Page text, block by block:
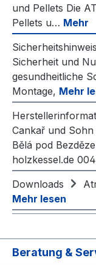
und Pellets Die
Pellets u… Mehr
Sicherheitshinweis
Sicherheit und
gesundheitliche
Montage, Mehr
Cankař und
Bělá pod
holzkessel.de
Downloads
Mehr lesen
Beratung &